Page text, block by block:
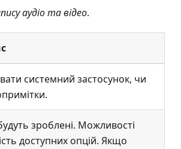
аудіо та відео.
системний застосунок, чи
.
зроблені. Можливості
доступних опцій. Якщо